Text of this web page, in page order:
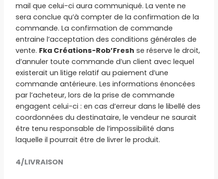
mail que celui-ci aura communiqué. La vente ne
sera conclue qu’à compter de la confirmation de la
commande. La confirmation de commande
entraine l’acceptation des conditions générales de
vente. Fka Créations-Rob’Fresh se réserve le droit,
d’annuler toute commande d’un client avec lequel
existerait un litige relatif au paiement d’une
commande antérieure. Les informations énoncées
par l’acheteur, lors de la prise de commande
engagent celui-ci : en cas d’erreur dans le libellé des
coordonnées du destinataire, le vendeur ne saurait
être tenu responsable de l’impossibilité dans
laquelle il pourrait être de livrer le produit.
4/LIVRAISON